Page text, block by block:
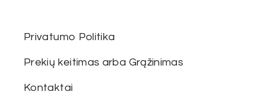
Privatumo Politika
Prekių keitimas arba Grąžinimas
Kontaktai